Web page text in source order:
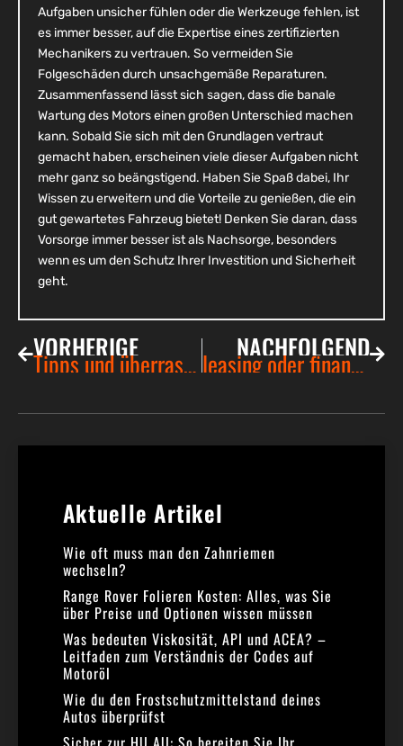
Aufgaben unsicher fühlen oder die Werkzeuge fehlen, ist
es immer besser, auf die Expertise eines zertifizierten
Mechanikers zu vertrauen. So vermeiden Sie
Folgeschäden durch unsachgemäße Reparaturen.
Zusammenfassend lässt sich sagen, dass die banale
Wartung des Motors einen großen Unterschied machen
kann. Sobald Sie sich mit den Grundlagen vertraut
gemacht haben, erscheinen viele dieser Aufgaben nicht
mehr ganz so beängstigend. Haben Sie Spaß dabei, Ihr
Wissen zu erweitern und die Vorteile zu genießen, die ein
gut gewartetes Fahrzeug bietet! Denken Sie daran, dass
Vorsorge immer besser ist als Nachsorge, besonders
wenn es um den Schutz Ihrer Investition und Sicherheit
geht.
VORHERIGE Tipps und überraschende Fakten: woran du beim autokauf unbedingt denken solltest NACHFOLGEND
leasing oder finanzierung: wie treibstoff für deine automobilträume!
Aktuelle Artikel​
Wie oft muss man den Zahnriemen
wechseln?
Range Rover Folieren Kosten: Alles, was Sie
über Preise und Optionen wissen müssen
Was bedeuten Viskosität, API und ACEA? –
Leitfaden zum Verständnis der Codes auf
Motoröl
Wie du den Frostschutzmittelstand deines
Autos überprüfst